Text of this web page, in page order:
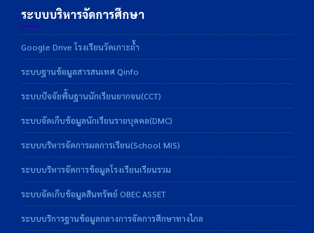
ระบบบริหารจัดการศึกษา
Google Drive โรงเรียนวัดเกาะถ้ำ
ระบบฐานข้อมูลสารสนเทศ Qinfo
ระบบปัจจัยพื้นฐานนักเรียนยากจน(CCT)
ระบบจัดเก็บข้อมูลนักเรียนรายบุคคล(DMC)
ระบบบริหารจัดการผลการเรียน(School MIS)
ระบบบริหารจัดการข้อมูลโรงเรียนเรียนรวม
ระบบจัดเก็บข้อมูลสินทรัพย์ OBEC ASSET
ระบบบริการฐานข้อมูลกลางการจัดการศึกษาทางไกล